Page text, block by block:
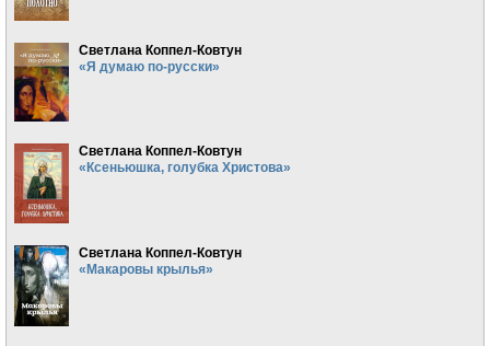
Светлана Коппел-Ковтун
«Я думаю по-русски»
Светлана Коппел-Ковтун
«Ксеньюшка, голубка Христова»
Светлана Коппел-Ковтун
«Макаровы крылья»